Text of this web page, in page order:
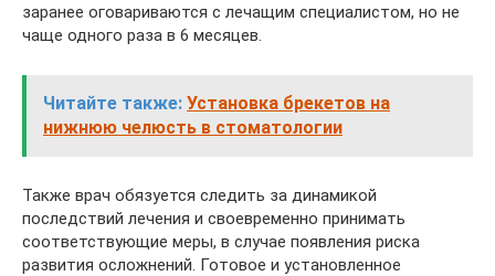
заранее оговариваются с лечащим специалистом, но не
чаще одного раза в 6 месяцев.
Читайте также: Установка брекетов на
нижнюю челюсть в стоматологии
Также врач обязуется следить за динамикой
последствий лечения и своевременно принимать
соответствующие меры, в случае появления риска
развития осложнений. Готовое и установленное